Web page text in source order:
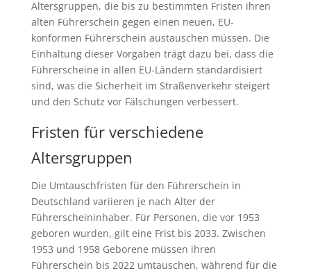
Altersgruppen, die bis zu bestimmten Fristen ihren
alten Führerschein gegen einen neuen, EU-
konformen Führerschein austauschen müssen. Die
Einhaltung dieser Vorgaben trägt dazu bei, dass die
Führerscheine in allen EU-Ländern standardisiert
sind, was die Sicherheit im Straßenverkehr steigert
und den Schutz vor Fälschungen verbessert.
Fristen für verschiedene
Altersgruppen
Die Umtauschfristen für den Führerschein in
Deutschland variieren je nach Alter der
Führerscheininhaber. Für Personen, die vor 1953
geboren wurden, gilt eine Frist bis 2033. Zwischen
1953 und 1958 Geborene müssen ihren
Führerschein bis 2022 umtauschen, während für die